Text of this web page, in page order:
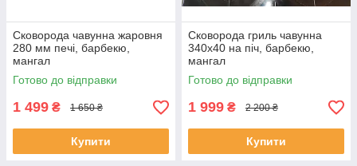
Сковорода чавунна жаровня
280 мм печі, барбекю,
мангал
Готово до відправки
1 499 ₴ 1 650 ₴
Купити
Сковорода гриль чавунна
340х40 на піч, барбекю,
мангал
Готово до відправки
1 999 ₴ 2 200 ₴
Купити